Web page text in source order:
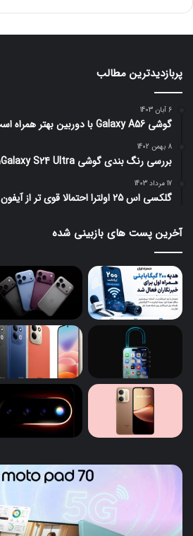
پربازدیدترین مطالب
6 آبان 1403
گوشی Galaxy A56 با دوربین بهتر همراه است
8 بهمن 1402
بررسی رنگ بندی گوشی Galaxy S24 Ultra؛ کدام رنگ را بخریم
17 مرداد 1403
گلکسی اس 25 اولترا احتمالا قوی تر از آیفون 16 پرو است
آخرین پست های بازبینی شده
تبلت
موتورولا